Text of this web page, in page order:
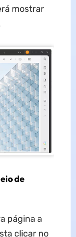
mostrar
de
página a
clicar no